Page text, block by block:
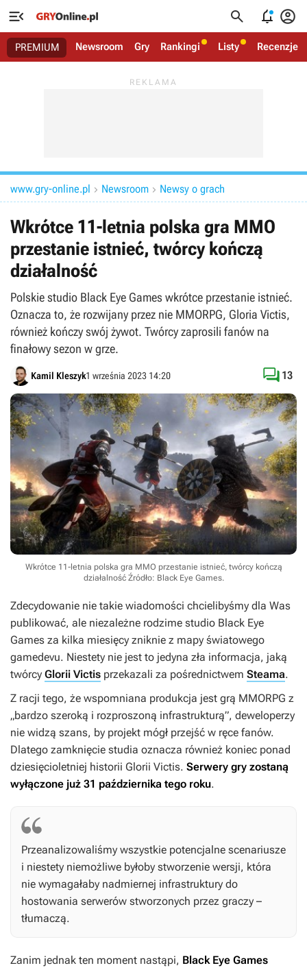
   
PREMIUM Newsroom Gry Rankingi Listy Recenzje
www.gry-online.pl  Newsroom  Newsy o grach
Wkrótce 11-letnia polska gra MMO
przestanie istnieć, twórcy kończą
działalność
Polskie studio Black Eye Games wkrótce przestanie istnieć.
Oznacza to, że rozwijany przez nie MMORPG, Gloria Victis,
również kończy swój żywot. Twórcy zaprosili fanów na
finałowy sezon w grze.
Kamil Kleszyk1 września 2023 14:20  13
Wkrótce 11-letnia polska gra MMO przestanie istnieć, twórcy kończą
działalność Źródło: Black Eye Games.
Zdecydowanie nie takie wiadomości chcielibyśmy dla Was
publikować, ale niezależne rodzime studio Black Eye
Games za kilka miesięcy zniknie z mapy światowego
gamedevu. Niestety nie jest to jedyna zła informacja, jaką
twórcy Glorii Victis przekazali za pośrednictwem Steama.
Z racji tego, że wspomniana produkcja jest grą MMORPG z
„bardzo szeroką i rozproszoną infrastrukturą”, deweloperzy
nie widzą szans, by projekt mógł przejść w ręce fanów.
Dlatego zamknięcie studia oznacza również koniec ponad
dziesięcioletniej historii Glorii Victis. Serwery gry zostaną
wyłączone już 31 października tego roku.
Przeanalizowaliśmy wszystkie potencjalne scenariusze
i niestety niemożliwe byłoby stworzenie wersji, która
nie wymagałaby nadmiernej infrastruktury do
hostowania serwerów stworzonych przez graczy –
tłumaczą.
Zanim jednak ten moment nastąpi, Black Eye Games